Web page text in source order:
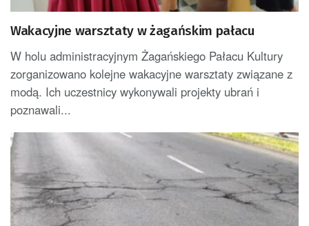
Wakacyjne warsztaty w żagańskim pałacu
W holu administracyjnym Żagańskiego Pałacu Kultury
zorganizowano kolejne wakacyjne warsztaty związane z
modą. Ich uczestnicy wykonywali projekty ubrań i
poznawali...